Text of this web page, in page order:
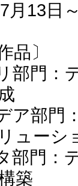
月13日
品〕
部門：
ア部門
ューシ
部門：